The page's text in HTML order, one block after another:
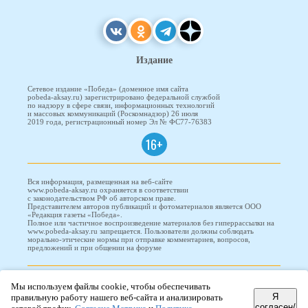
Издание
Сетевое издание «Победа» (доменное имя сайта
pobeda-aksay.ru) зарегистрировано федеральной службой
по надзору в сфере связи, информационных технологий
и массовых коммуникаций (Роскомнадзор) 26 июля
2019 года, регистрационный номер Эл № ФС77-76383
16+
Вся информация, размещенная на веб-сайте
www.pobeda-aksay.ru охраняется в соответствии
с законодательством РФ об авторском праве.
Представителем авторов публикаций и фотоматериалов является ООО
«Редакция газеты «Победа».
Полное или частичное воспроизведение материалов без гиперрассылки на
www.pobeda-aksay.ru запрещается. Пользователи должны соблюдать
морально-этические нормы при отправке комментариев, вопросов,
предложений и при общении на форуме
ПОБЕДА © 2010-2026
Мы используем файлы cookie, чтобы обеспечивать
правильную работу нашего веб-сайта и анализировать
Я